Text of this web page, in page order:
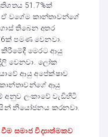
51.7%ක්
ඒ වගේම කාන්තාවන්ගේ
තිබෙන අතර
පමණ වෙනවා.
කිරීමේදී මෙරට ආයු
වෙනවා. ලෝක
ආයු අපේක්ෂාව
ආයු
ලංකාවේ වැඩිහිටි
නියෝජනය කරනවා.
සමාජ විද්‍යාත්මකව